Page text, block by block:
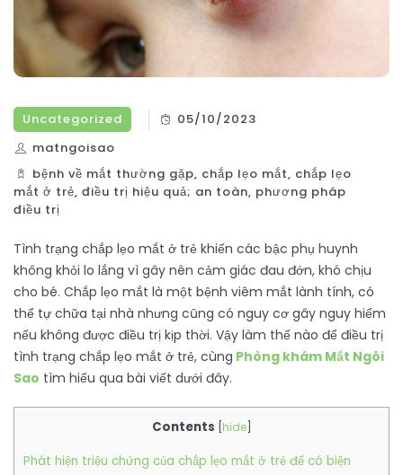
Uncategorized
05/10/2023
matngoisao
bệnh về mắt thường gặp, chắp lẹo mắt, chắp lẹo
mắt ở trẻ, điều trị hiệu quả; an toàn, phương pháp
điều trị
Tình trạng chắp lẹo mắt ở trẻ khiến các bậc phụ huynh
không khỏi lo lắng vì gây nên cảm giác đau đớn, khó chịu
cho bé. Chắp lẹo mắt là một bệnh viêm mắt lành tính, có
thể tự chữa tại nhà nhưng cũng có nguy cơ gây nguy hiểm
nếu không được điều trị kịp thời. Vậy làm thế nào để điều trị
tình trạng chắp lẹo mắt ở trẻ, cùng Phòng khám Mắt Ngôi
Sao tìm hiểu qua bài viết dưới đây.
Contents hide]
Phát hiện triệu chứng của chắp lẹo mắt ở trẻ để có biện